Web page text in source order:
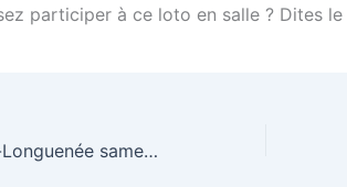
participer à ce loto en salle ? Dites
Loto Brain-sur-Longuenée samedi 9 avril 2011